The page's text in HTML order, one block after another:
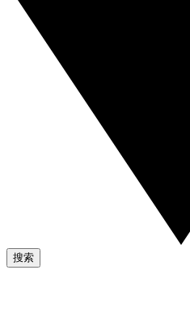
搜索